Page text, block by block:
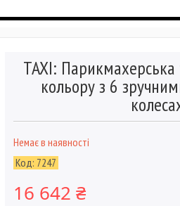
TAXI:
кольору з 6
Немає в наявності
Код: 7247
16 642 ₴